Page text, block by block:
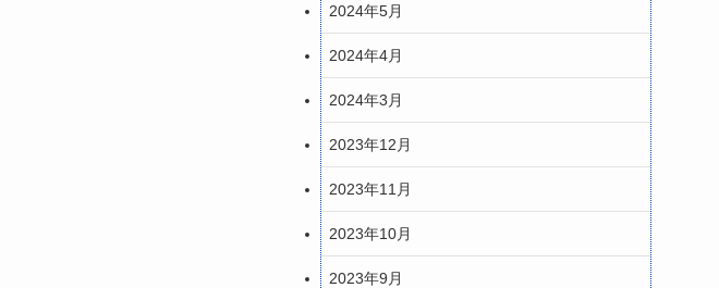
2024年5月
2024年4月
2024年3月
2023年12月
2023年11月
2023年10月
2023年9月